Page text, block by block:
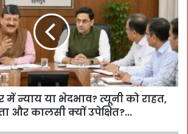
में न्याय या भेदभाव? त्यूनी को राहत,
और कालसी क्यों उपेक्षित?...